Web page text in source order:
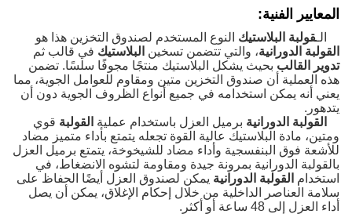
المعايير الفنية:
الـقولبة البلاستيكالنوع المستخدم لصندوق التخزين هذا هو
القولبة الدورانية، والتي تتضمن تسخينالبلاستيكفي قالب ثم
تدوير القالببحيث يشكل البلاستيك منتجًا مجوفًا سلسًا. تضمن
هذه العملية أن صندوق التخزين متين ومقاوم للعوامل الجوية، مما
يعني أنه يمكن استخدامه في جميع أنواع الظروف الجوية دون أن
يتدهور.
القولبة الدورانيةبرميل العزل باستخدام عمليةالقولبةقوي
ومتين، مادة البلاستيك عالية القوة تجعله يتمتع بأداء متميز مضاد
للأشعة فوق البنفسجية وأداء مضاد للشيخوخة، يتمتع برميل العزل
بالقولبة الدورانية بمرونة جيدة ومقاومة لتشوه الانضغاط، في
استخدامالقولبة الدورانيةيمكن لصندوق العزل أيضًا الحفاظ على
سلامة العناصر الداخلية من خلال إحكام الإغلاق، يمكن أن يصل
أداء العزل إلى 48 ساعة أو أكثر.